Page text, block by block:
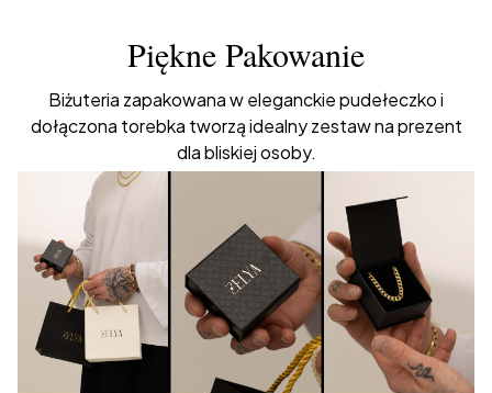
Piękne Pakowanie
Biżuteria zapakowana w eleganckie pudełeczko i
dołączona torebka tworzą idealny zestaw na prezent
dla bliskiej osoby.